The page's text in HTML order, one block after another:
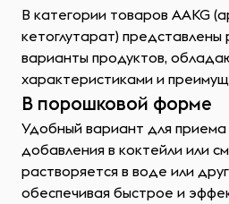
В категории товаров AAKG
кетоглутарат)
варианты продуктов,
характеристиками и
В порошковой форме
Удобный вариант для приема
добавления в коктейли или
растворяется в воде или
обеспечивая быстрое и